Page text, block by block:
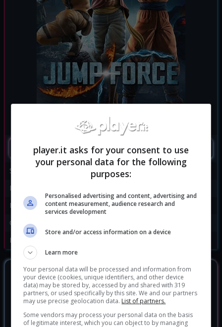
SEGUIMI
Sviluppatore:
Spike Chunsoft
Publisher:
Disponibile per:
PC,PS4,Xbox One
Genere:
Data di rilascio:
DOVE ACQUISTARLO?
Jump Force 22.46 €
Jump Force Deluxe Edition 33.38 €
player.it asks for your consent to use
your personal data for the following
purposes:
Personalised advertising and content, advertising and
content measurement, audience research and
services development
Store and/or access information on a device
Learn more
Your personal data will be processed and information from
your device (cookies, unique identifiers, and other device
data) may be stored by, accessed by and shared with 319
partners, or used specifically by this site. We and our partners
may use precise geolocation data. List of partners.
Some vendors may process your personal data on the basis
of legitimate interest, which you can object to by managing